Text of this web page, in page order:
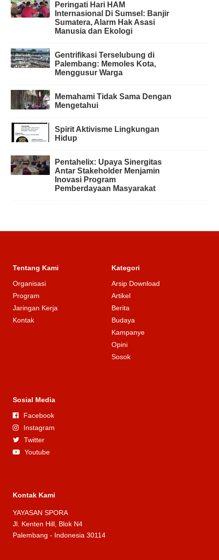
Peringati Hari HAM
Internasional Di Sumsel: Banjir
Sumatera, Alarm Hak Asasi
Manusia dan Ekologi
Gentrifikasi Terselubung di
Palembang: Memoles Kota,
Menggusur Warga
Memahami Tidak Sama Dengan
Mengetahui
Spirit Aktivisme Lingkungan
Hidup
Pentahelix: Upaya Sinergitas
Antar Stakeholder Menjamin
Inovasi Program
Pemberdayaan Masyarakat
Tentang Kami
Organisasi
Program
Jaringan Kerja
Kontak
Kategori
Arsip Download
Artikel
Berita
Budaya
Kampanye
Opini
Sosok
Sosial Media
Facebook
Instagram
Twitter
Youtube
Kontak Kami
YAYASAN SPORA
Jl. Kenten Hill, Blok N4
Palembang - Indonesia 30114